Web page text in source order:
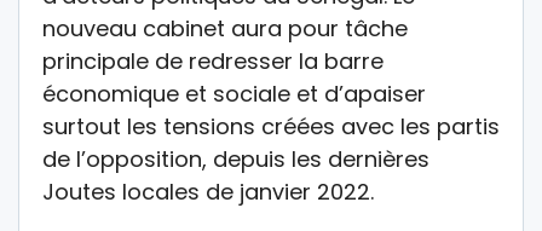
nouveau cabinet aura pour tâche
principale de redresser la barre
économique et sociale et d’apaiser
surtout les tensions créées avec les partis
de l’opposition, depuis les dernières
Joutes locales de janvier 2022.